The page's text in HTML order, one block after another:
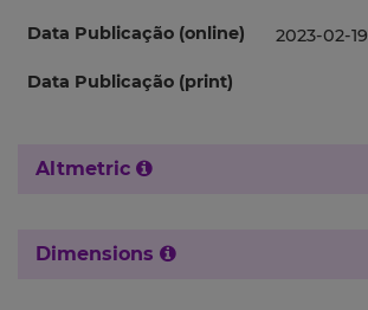
Data Publicação (online) 2023-02-19
Data Publicação (print)
Altmetric
Dimensions